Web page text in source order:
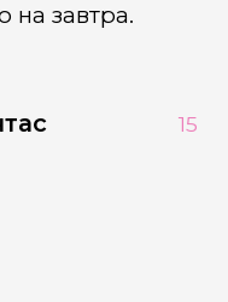
на завтра.
15